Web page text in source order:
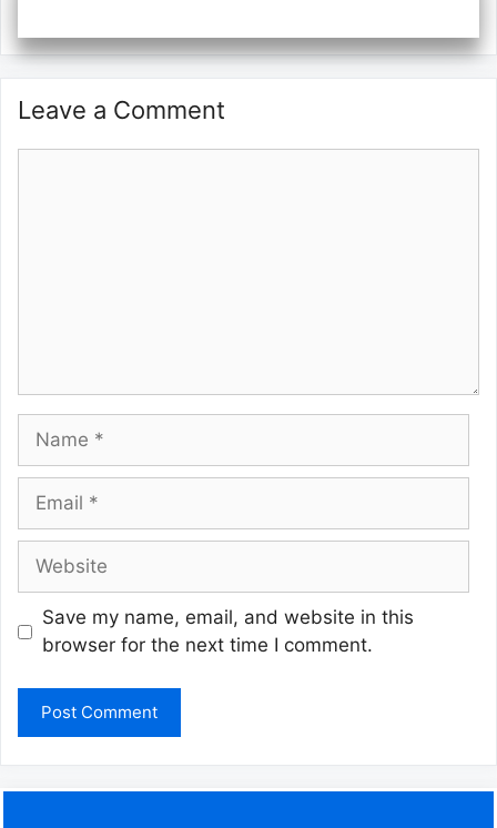
Leave a Comment
Name
Email
Website
Save my name, email, and website in this
browser for the next time I comment.